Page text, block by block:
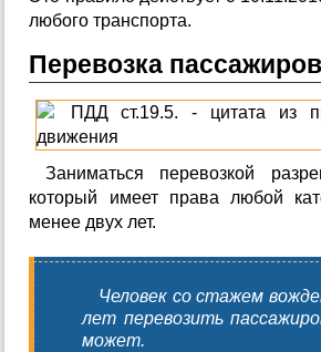
любого транспорта.
Перевозка
Заниматься перевозкой
который имеет права любой
менее двух лет.
Человек со стажем
лет перевозить
может.